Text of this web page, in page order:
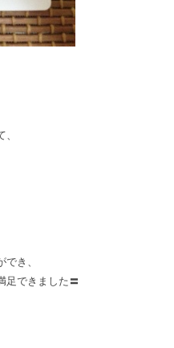
き、
足できました〓